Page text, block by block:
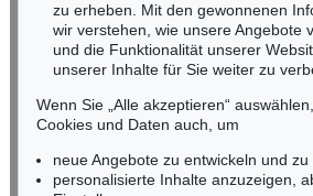
NORDDEUTSCHLAND
Nico Kassel, M.A.
Mobil: +49 (0)171 8618661
n.kassel@kettererkunst.de
zu erheben. Mit den gewonnenen
wir verstehen, wie unsere Angebote
und die Funktionalität unserer
unserer Inhalte für Sie weiter zu
Wenn Sie „Alle akzeptieren“
Cookies und Daten auch, um
neue Angebote zu entwickeln und
personalisierte Inhalte anzuzeigen,